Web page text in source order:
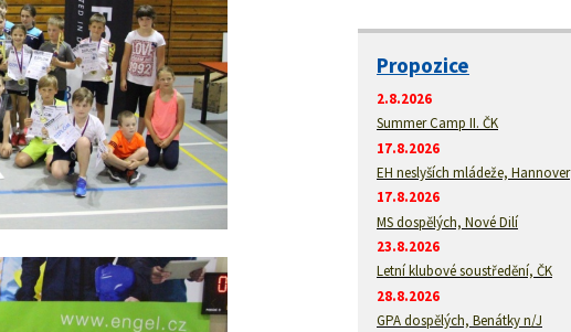
Propozice
2.8.2026
Summer Camp II. ČK
17.8.2026
EH neslyších mládeže, Hannover
17.8.2026
MS dospělých, Nové Dilí
23.8.2026
Letní klubové soustředění, ČK
28.8.2026
GPA dospělých, Benátky n/J